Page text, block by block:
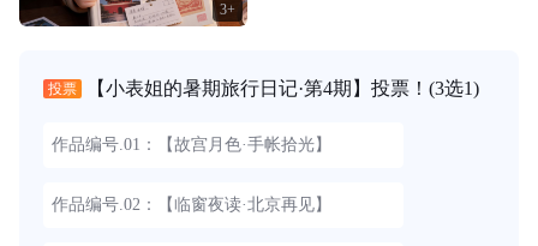
3+
投票 【小表姐的暑期旅行日记·第4期】投票！ (3选1)
作品编号.01：【故宫月色·手帐拾光】
作品编号.02：【临窗夜读·北京再见】